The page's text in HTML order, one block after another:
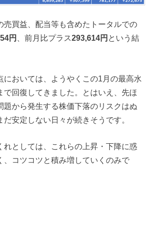
売買益、配当等も含めたトータルでの
円 、前月比プラス293,614円 という結
においては、ようやくこの1月の最高水
で回復してきました。とはいえ、先ほ
題から発生する株価下落のリスクはぬ
だ安定しない日々が続きそうです。
れとしては、これらの上昇・下降に惑
、コツコツと積み増していくのみで